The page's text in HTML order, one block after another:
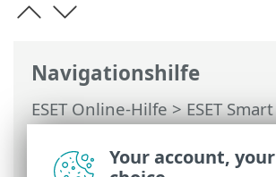
Navigationshilfe
ESET Online-Hilfe>ESET
Premium>Arbeiten mit ESET
Security Premium>
Your account,